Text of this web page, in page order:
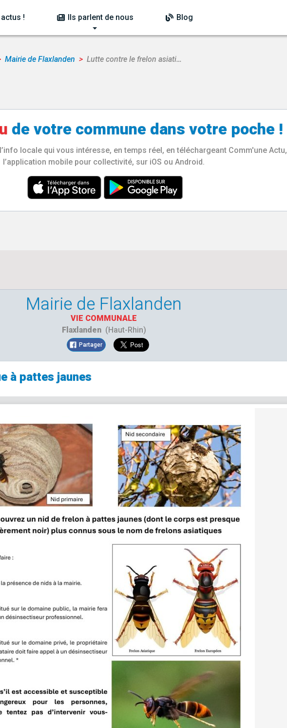
! Ils parlent de nous Blog
Mairie de Flaxlanden Lutte contre le frelon asiati…
de votre commune dans votre poche !
locale qui vous intéresse, en temps réel, en téléchargeant Comm'une Actu,
l’application mobile pour collectivité, sur iOS ou Android.
Mairie de Flaxlanden
VIE COMMUNALE
Flaxlanden(Haut-Rhin)
Partager
à pattes jaunes